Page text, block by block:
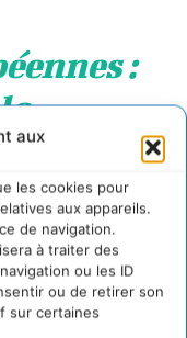
aux
les cookies pour
aux appareils.
de navigation.
à traiter des
ou les ID
ou de retirer son
sur certaines
:
national
?
NATIONAL